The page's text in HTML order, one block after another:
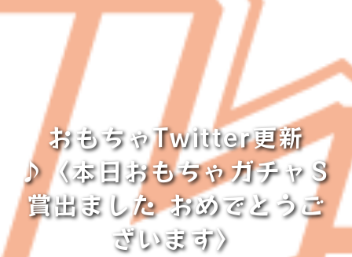
おもちゃTwitter更新
♪〈本日おもちゃガチャＳ
賞出ました おめでとうご
ざいます〉